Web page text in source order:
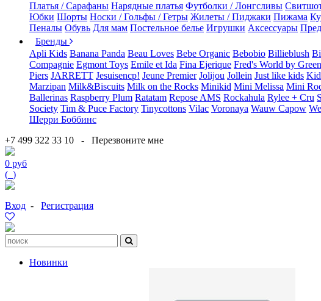
Платья / Сарафаны Нарядные платья Футболки / Лонгсливы
Юбки Шорты Носки / Гольфы / Гетры Жилеты / Пиджаки Пижама
Пеналы Обувь Для мам Постельное белье Игрушки Аксессуары
Бренды
Apli Kids Banana Panda Beau Loves Bebe Organic Bebobio Billieblush
Compagnie Egmont Toys Emile et Ida Fina Ejerique Fred's World by
Piers JARRETT Jesuisencp! Jeune Premier Jolijou Jollein Just like kids
Marzipan Milk&Biscuits Milk on the Rocks Minikid Mini Melissa Mini
Ballerinas Raspberry Plum Ratatam Repose AMS Rockahula Rylee + Cru
Society Tim & Puce Factory Tinycottons Vilac Voronaya Wauw Capow
Шерри Боббинс
+7 499 322 33 10 - Перезвоните мне
0 руб
( )
Вход - Регистрация
Новинки